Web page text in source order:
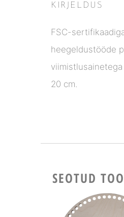
KIRJELDUS
FSC-
heegeldustööde
20 cm.
SEOTUD